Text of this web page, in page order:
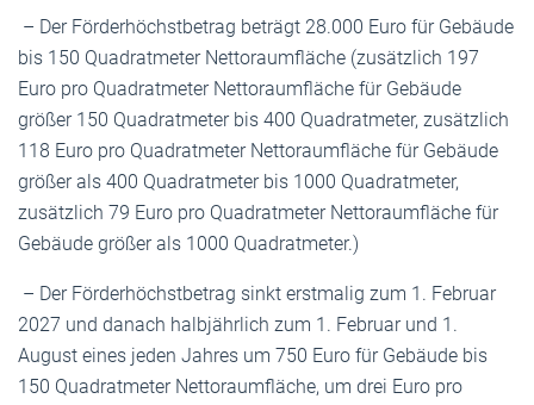
– Der Förderhöchstbetrag beträgt 28.000 Euro für Gebäude
bis 150 Quadratmeter Nettoraumfläche (zusätzlich 197
Euro pro Quadratmeter Nettoraumfläche für Gebäude
größer 150 Quadratmeter bis 400 Quadratmeter, zusätzlich
118 Euro pro Quadratmeter Nettoraumfläche für Gebäude
größer als 400 Quadratmeter bis 1000 Quadratmeter,
zusätzlich 79 Euro pro Quadratmeter Nettoraumfläche für
Gebäude größer als 1000 Quadratmeter.)
– Der Förderhöchstbetrag sinkt erstmalig zum 1. Februar
2027 und danach halbjährlich zum 1. Februar und 1.
August eines jeden Jahres um 750 Euro für Gebäude bis
150 Quadratmeter Nettoraumfläche, um drei Euro pro